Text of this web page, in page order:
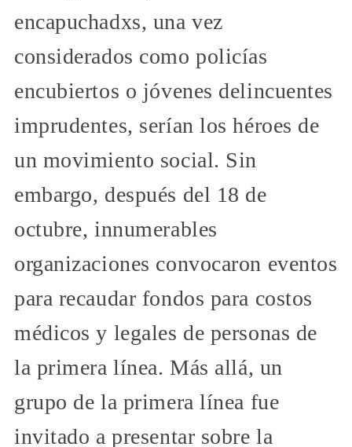
encapuchadxs, una vez
considerados como policías
encubiertos o jóvenes delincuentes
imprudentes, serían los héroes de
un movimiento social. Sin
embargo, después del 18 de
octubre, innumerables
organizaciones convocaron eventos
para recaudar fondos para costos
médicos y legales de personas de
la primera línea. Más allá, un
grupo de la primera línea fue
invitado a presentar sobre la